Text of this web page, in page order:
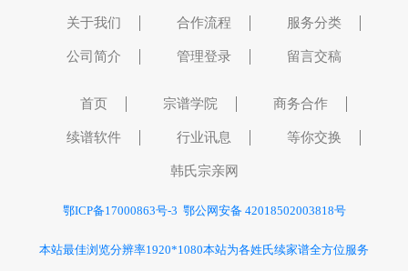
关于我们 合作流程 服务分类
公司简介 管理登录 留言交稿
首页 宗谱学院 商务合作
续谱软件 行业讯息 等你交换
韩氏宗亲网
鄂ICP备17000863号-3 鄂公网安备 42018502003818号
本站最佳浏览分辨率1920*1080本站为各姓氏续家谱全方位服务